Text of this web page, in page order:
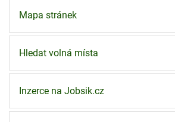
Mapa stránek
Hledat volná místa
Inzerce na Jobsik.cz